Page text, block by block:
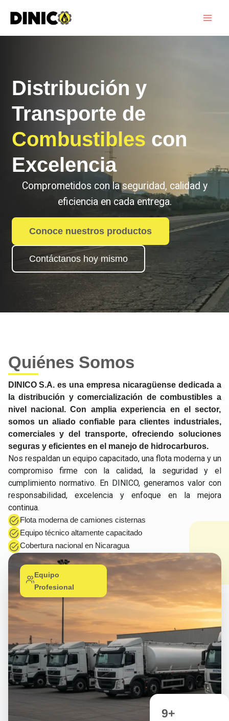
Distribución y
Transporte de
Combustibles con
Excelencia
Comprometidos con la seguridad, calidad y
eficiencia en cada entrega.
Conoce nuestros productos
Contáctanos hoy mismo
Quiénes Somos
DINICO S.A. es una empresa nicaragüense dedicada a
la distribución y comercialización de combustibles a
nivel nacional. Con amplia experiencia en el sector,
somos un aliado confiable para clientes industriales,
comerciales y del transporte, ofreciendo soluciones
seguras y eficientes en el manejo de hidrocarburos.
Nos respaldan un equipo capacitado, una flota moderna y un
compromiso firme con la calidad, la seguridad y el
cumplimiento normativo. En DINICO, generamos valor con
responsabilidad, excelencia y enfoque en la mejora
continua.
Flota moderna de camiones cisternas
Equipo técnico altamente capacitado
Cobertura nacional en Nicaragua
Equipo
Profesional
9+